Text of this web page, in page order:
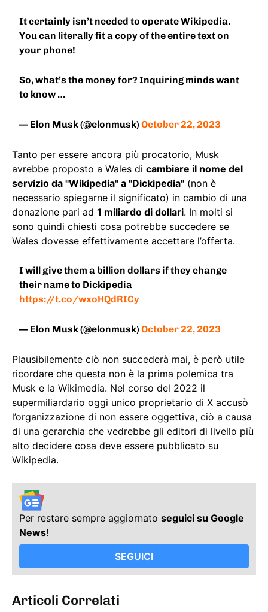
It certainly isn’t needed to operate Wikipedia.
You can literally fit a copy of the entire text on
your phone!
So, what’s the money for? Inquiring minds want
to know …
— Elon Musk (@elonmusk)October 22, 2023
Tanto per essere ancora più procatorio, Musk
avrebbe proposto a Wales di cambiare il nome del
servizio da "Wikipedia" a "Dickipedia" (non è
necessario spiegarne il significato) in cambio di una
donazione pari ad 1 miliardo di dollari. In molti si
sono quindi chiesti cosa potrebbe succedere se
Wales dovesse effettivamente accettare l’offerta.
I will give them a billion dollars if they change
their name to Dickipedia
https://t.co/wxoHQdRICy
— Elon Musk (@elonmusk)October 22, 2023
Plausibilemente ciò non succederà mai, è però utile
ricordare che questa non è la prima polemica tra
Musk e la Wikimedia. Nel corso del 2022 il
supermiliardario oggi unico proprietario di X accusò
l’organizzazione di non essere oggettiva, ciò a causa
di una gerarchia che vedrebbe gli editori di livello più
alto decidere cosa deve essere pubblicato su
Wikipedia.
Per restare sempre aggiornato seguici su Google
News!
SEGUICI
Articoli Correlati